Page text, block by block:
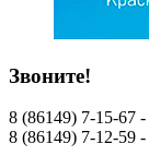
Звоните!
8 (86149) 7-15-67 -
8 (86149) 7-12-59 -